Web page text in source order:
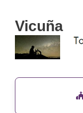
Vicuña